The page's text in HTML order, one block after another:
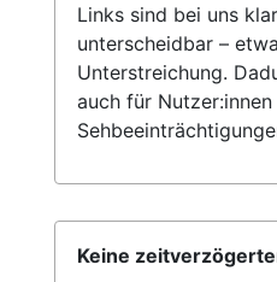
Links sind bei uns
unterscheidbar –
Unterstreichung.
auch für
Keine